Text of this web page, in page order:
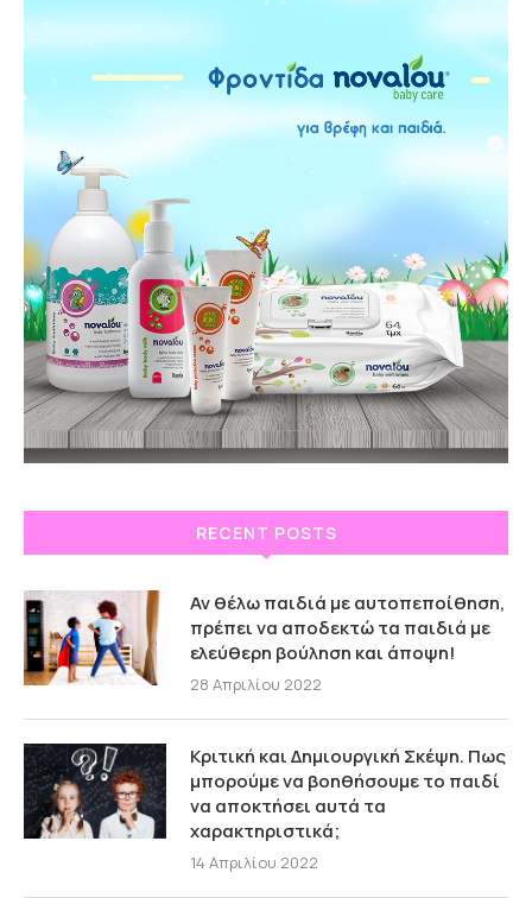
RECENT POSTS
Αν θέλω παιδιά με αυτοπεποίθηση,
πρέπει να αποδεκτώ τα παιδιά με
ελεύθερη βούληση και άποψη!
28 Απριλίου 2022
Κριτική και Δημιουργική Σκέψη. Πως
μπορούμε να βοηθήσουμε το παιδί
να αποκτήσει αυτά τα
χαρακτηριστικά;
14 Απριλίου 2022